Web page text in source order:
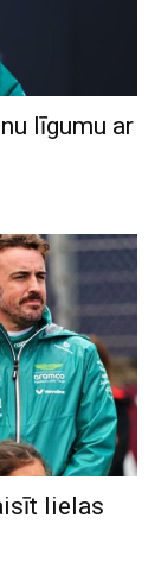
līgumu ar
lielas